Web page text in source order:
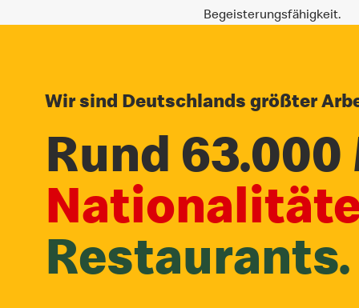
Begeisterungsfähigkeit.
Wir sind Deutschlands größter
Rund
Restaurants.